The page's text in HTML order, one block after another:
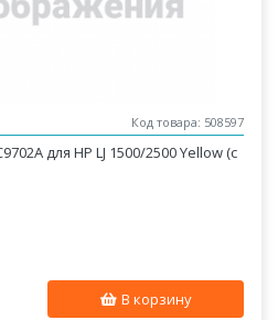
Код товара: 508597
для HP LJ 1500/2500 Yellow (с
В корзину